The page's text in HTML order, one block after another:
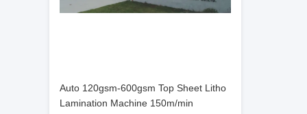
Auto 120gsm-600gsm Top Sheet Litho
Lamination Machine 150m/min